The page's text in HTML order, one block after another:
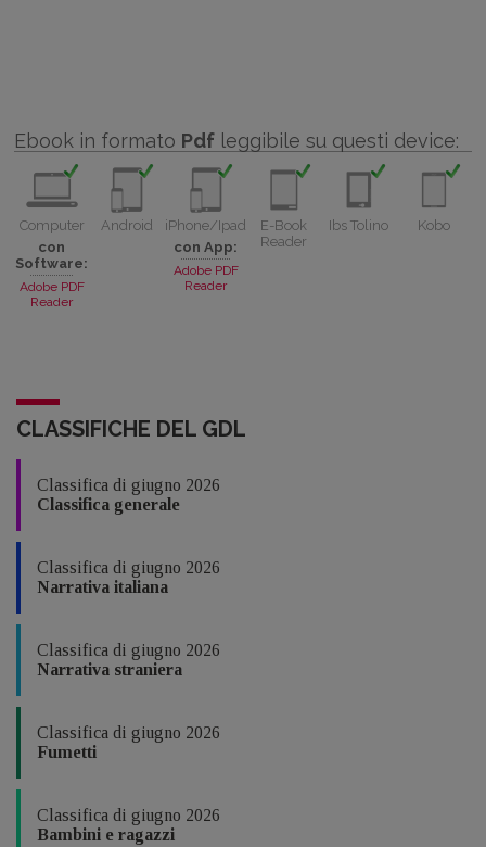
Ebook in formato Pdf leggibile su questi device:
Computer
con
Software:
Adobe PDF
Reader
Android
iPhone/Ipad
con App:
Adobe PDF
Reader
E-Book
Reader
Ibs Tolino Kobo
CLASSIFICHE DEL GDL
Classifica di giugno 2026
Classifica generale
Classifica di giugno 2026
Narrativa italiana
Classifica di giugno 2026
Narrativa straniera
Classifica di giugno 2026
Fumetti
Classifica di giugno 2026
Bambini e ragazzi